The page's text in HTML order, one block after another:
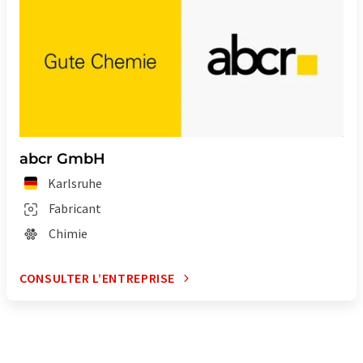
contienne des erreurs de vocabulaire, de syntaxe ou de
grammaire. L'article original dans Anglais peut être trouvé
abcr GmbH
Karlsruhe
Fabricant
Chimie
CONSULTER L’ENTREPRISE